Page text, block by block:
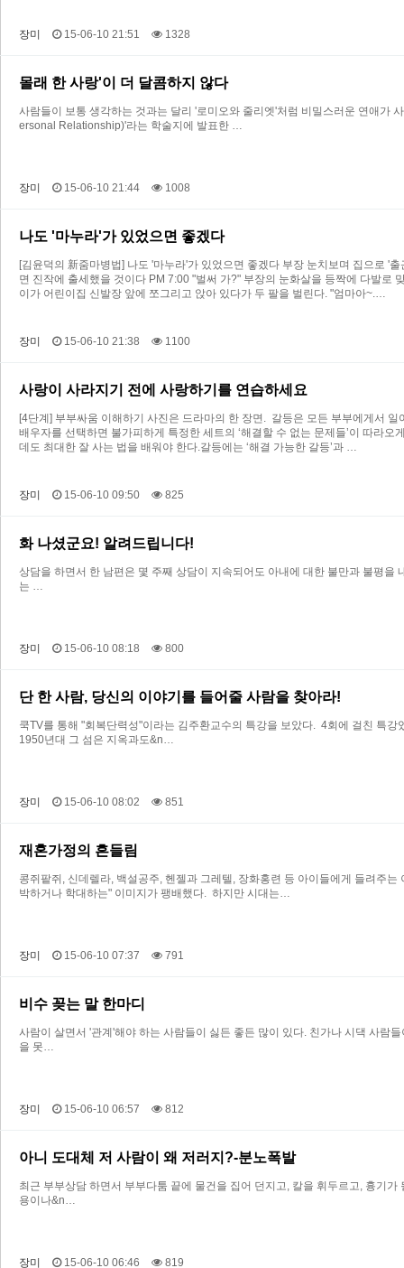
장미 15-06-10 21:51 1328
몰래 한 사랑'이 더 달콤하지 않다
사람들이 보통 생각하는 것과는 달리 '로미오와 줄리엣'처럼 비밀스러운 연애가
ersonal Relationship)'라는 학술지에 발표한 …
장미 15-06-10 21:44 1008
나도 '마누라'가 있었으면 좋겠다
[김윤덕의 新줌마병법] 나도 '마누라'가 있었으면 좋겠다 부장 눈치보며 집으로 '
면 진작에 출세했을 것이다 PM 7:00 "벌써 가?" 부장의 눈화살을 등짝에 다발로
이가 어린이집 신발장 앞에 쪼그리고 앉아 있다가 두 팔을 벌린다. "엄마아~.…
장미 15-06-10 21:38 1100
사랑이 사라지기 전에 사랑하기를 연습하세요
[4단계] 부부싸움 이해하기 사진은 드라마의 한 장면. 갈등은 모든 부부에게서
배우자를 선택하면 불가피하게 특정한 세트의 ‘해결할 수 없는 문제들’이 따라
데도 최대한 잘 사는 법을 배워야 한다.갈등에는 ‘해결 가능한 갈등’과 …
장미 15-06-10 09:50 825
화 나셨군요! 알려드립니다!
상담을 하면서 한 남편은 몇 주째 상담이 지속되어도 아내에 대한 불만과 불평
는 …
장미 15-06-10 08:18 800
단 한 사람, 당신의 이야기를 들어줄 사람을 찾아라!
쿡TV를 통해 "회복단력성"이라는 김주환교수의 특강을 보았다. 4회에 걸친 특
1950년대 그 섬은 지옥과도&n…
장미 15-06-10 08:02 851
재혼가정의 흔들림
콩쥐팥쥐, 신데렐라, 백설공주, 헨젤과 그레텔, 장화홍련 등 아이들에게 들려주
박하거나 학대하는" 이미지가 팽배했다. 하지만 시대는…
장미 15-06-10 07:37 791
비수 꽂는 말 한마디
사람이 살면서 '관계'해야 하는 사람들이 싫든 좋든 많이 있다. 친가나 시댁 사람
을 못…
장미 15-06-10 06:57 812
아니 도대체 저 사람이 왜 저러지?-분노폭발
최근 부부상담 하면서 부부다툼 끝에 물건을 집어 던지고, 칼을 휘두르고, 흉기
용이나&n…
장미 15-06-10 06:46 819